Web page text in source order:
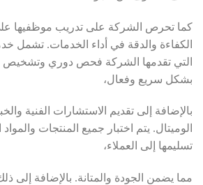
كما تحرص الشركة على تدريب موظفيها
الكفاءة والدقة في أداء الخدمات. تشمل
التي تقدمها الشركة فحص دوري وتشخيص
بشكل سريع وفعال،
بالإضافة إلى تقديم الاستشارات الفنية
الوميتال. يتم اختبار جميع المنتجات
تسليمها إلى العملاء،
مما يضمن الجودة والمتانة. بالإضافة إلى